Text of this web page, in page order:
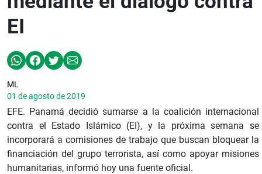
EI
ML
01 de agosto de 2019
EFE. Panamá decidió sumarse a la coalición internacional
contra el Estado Islámico (EI), y la próxima semana se
incorporará a comisiones de trabajo que buscan bloquear la
financiación del grupo terrorista, así como apoyar misiones
humanitarias, informó hoy una fuente oficial.